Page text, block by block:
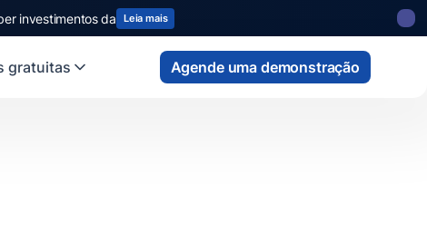
investimentos da Leia mais
gratuitas Agende uma demonstração